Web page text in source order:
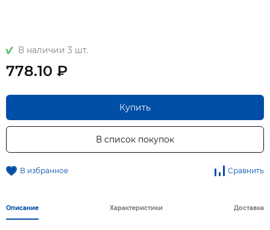
В наличии 3 шт.
778.10 ₽
Купить
В список покупок
В избранное Сравнить
Описание Характеристики Доставка